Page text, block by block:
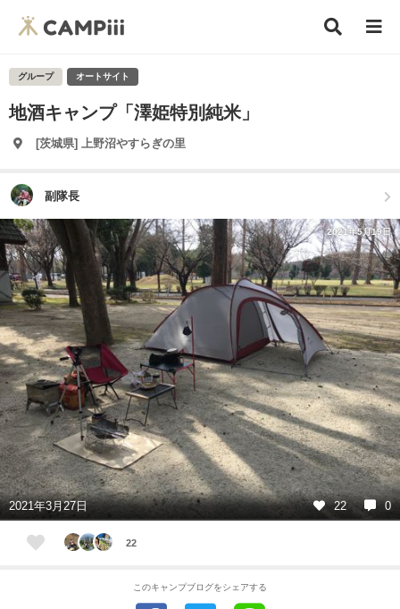
グループ オートサイト
地酒キャンプ「澤姫特別純米」
[茨城県] 上野沼やすらぎの里
副隊長
2021年5月19日
2021年3月27日 22 0
22
このキャンプブログをシェアする